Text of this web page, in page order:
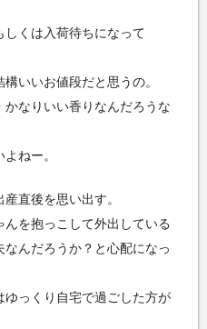
くは入荷待ちになって
いいお値段だと思うの。
なりいい香りなんだろうな
ねー。
直後を思い出す。
を抱っこして外出している
んだろうか？と心配になっ
っくり自宅で過ごした方が